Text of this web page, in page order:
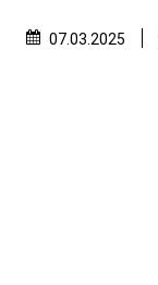
07.03.2025